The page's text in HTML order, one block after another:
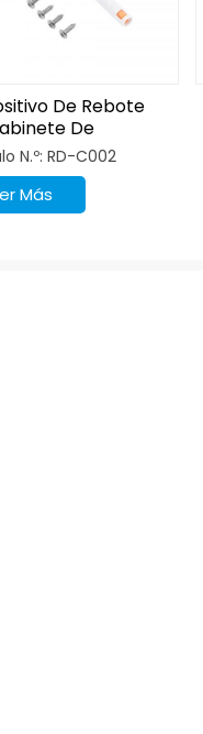
De Rebote
De
Por Empuje
N.º: RD-C002
Más